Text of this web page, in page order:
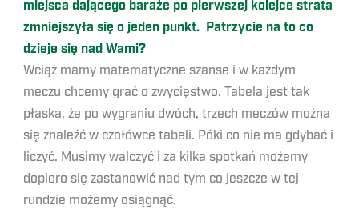
miejsca dającego baraże po pierwszej kolejce strata
zmniejszyła się o jeden punkt. Patrzycie na to co
dzieje się nad Wami?
Wciąż mamy matematyczne szanse i w każdym
meczu chcemy grać o zwycięstwo. Tabela jest tak
płaska, że po wygraniu dwóch, trzech meczów można
się znaleźć w czołówce tabeli. Póki co nie ma gdybać i
liczyć. Musimy walczyć i za kilka spotkań możemy
dopiero się zastanowić nad tym co jeszcze w tej
rundzie możemy osiągnąć.